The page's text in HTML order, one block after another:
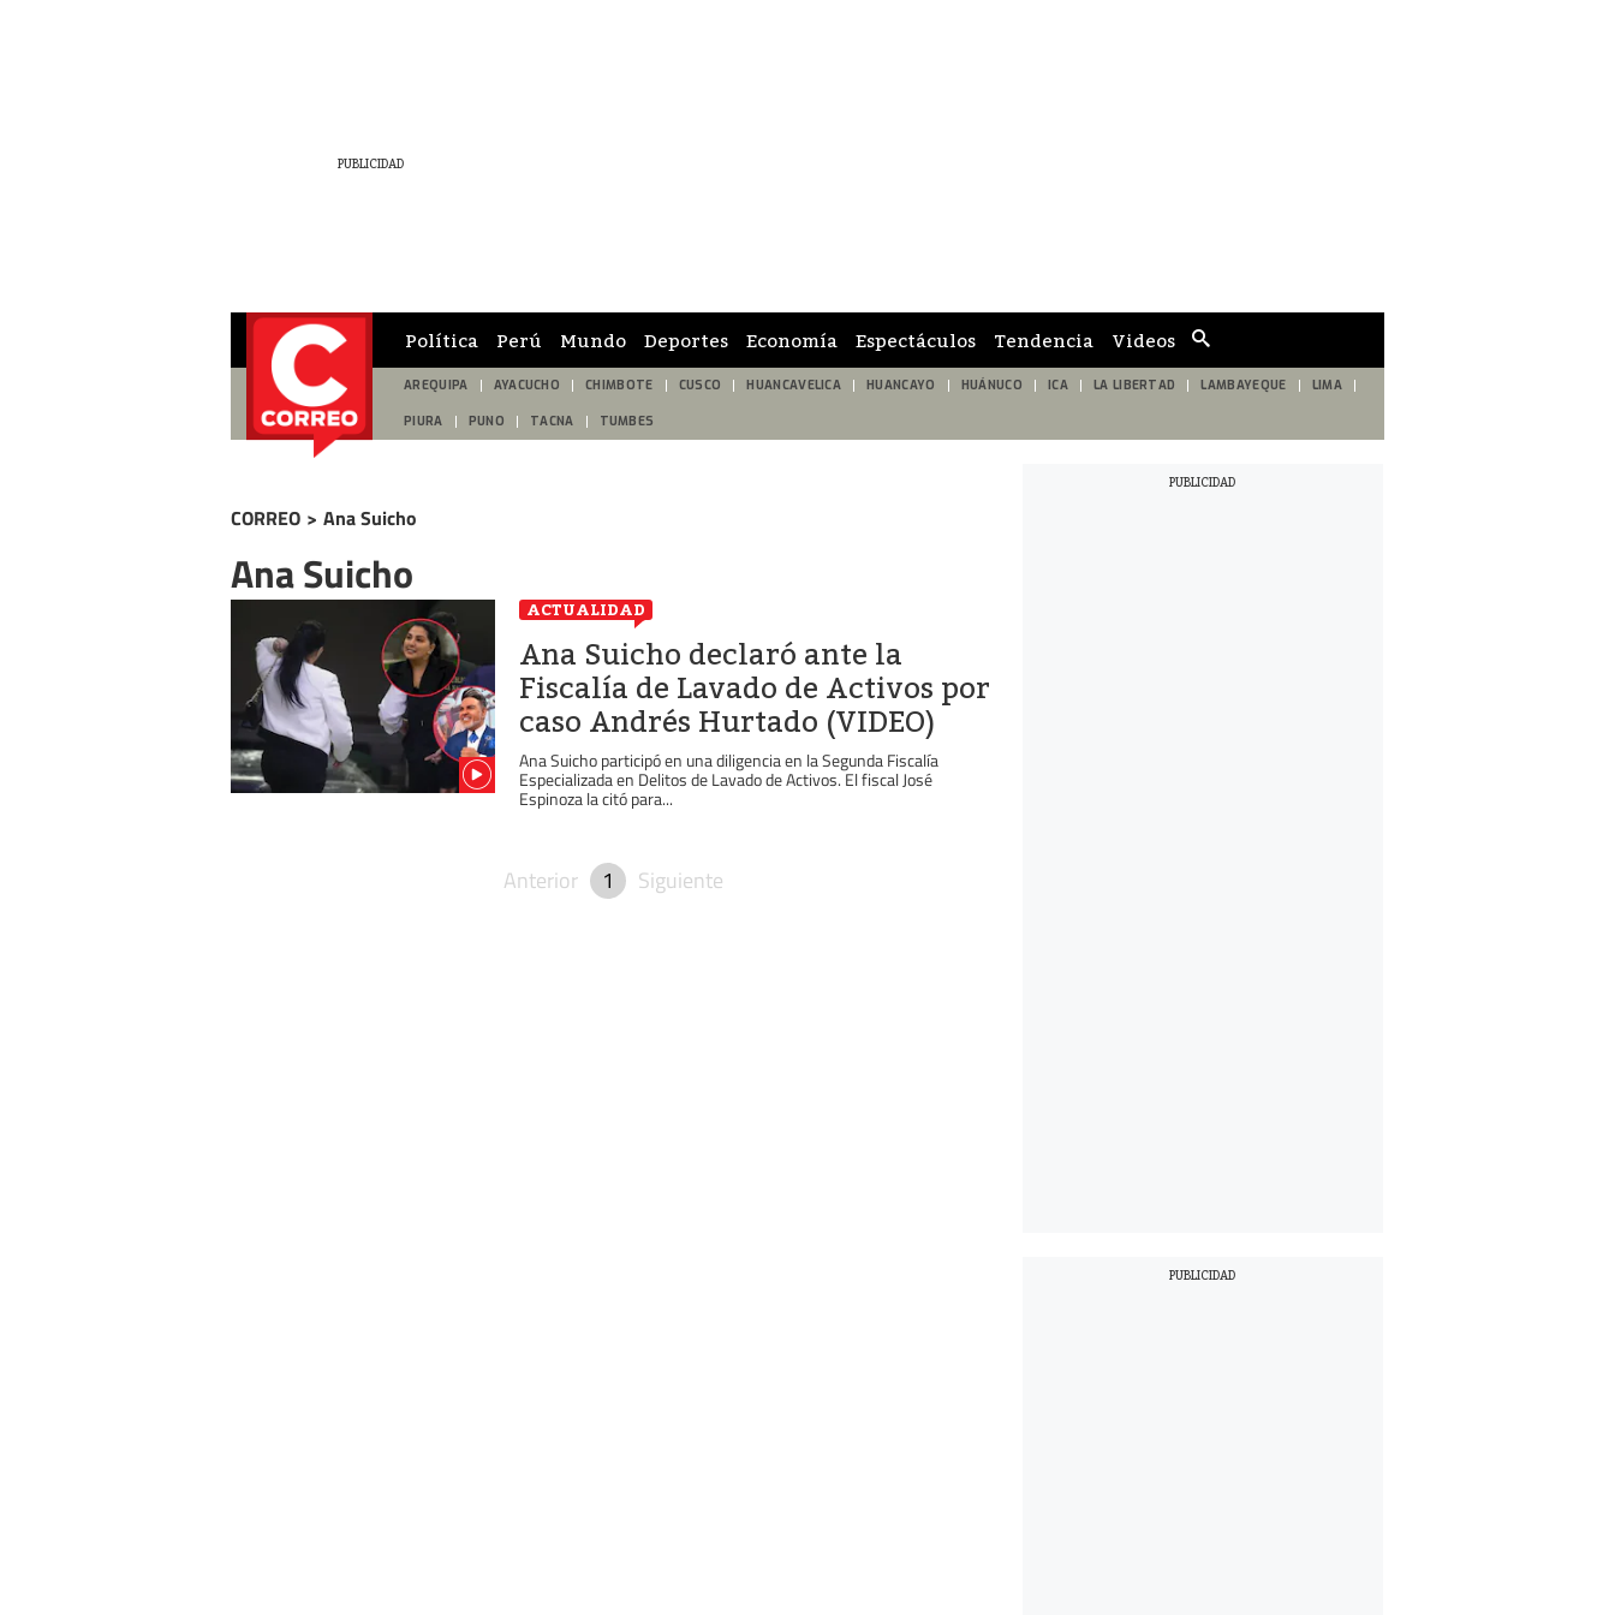
de
búsqueda
Política Perú Mundo Deportes Economía Espectáculos Tendencia Videos
AREQUIPA AYACUCHO CHIMBOTE CUSCO HUANCAVELICA HUANCAYO HUÁNUCO ICA LA LIBERTAD LAMBAYEQUE LIMA
PIURA PUNO TACNA TUMBES
CORREO > Ana Suicho
Ana Suicho
ACTUALIDAD
Ana Suicho declaró ante la
Fiscalía de Lavado de Activos por
caso Andrés Hurtado (VIDEO)
Ana Suicho participó en una diligencia en la Segunda Fiscalía
Especializada en Delitos de Lavado de Activos. El fiscal José
Espinoza la citó para...
Anterior 1 Siguiente